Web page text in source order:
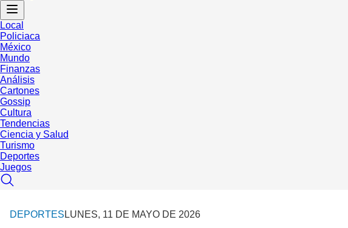
Local
Policiaca
México
Mundo
Finanzas
Análisis
Cartones
Gossip
Cultura
Tendencias
Ciencia y Salud
Turismo
Deportes
Juegos
DEPORTES LUNES, 11 DE MAYO DE 2026